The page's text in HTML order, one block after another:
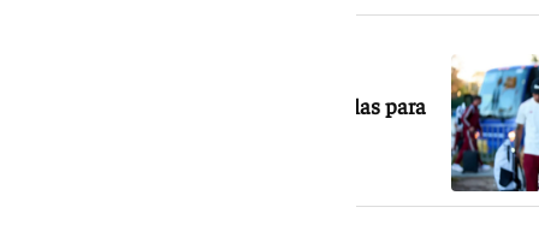
España llega a la ciudad de las estrellas para